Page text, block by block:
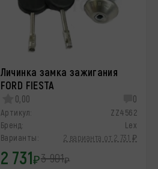
Личинка замка зажигания
FORD FIESTA
0,00 0
Артикул:
ZZ4562
Бренд:
Lex
Варианты:
2 варианта от 2 731 ₽
2 731₽3 901₽